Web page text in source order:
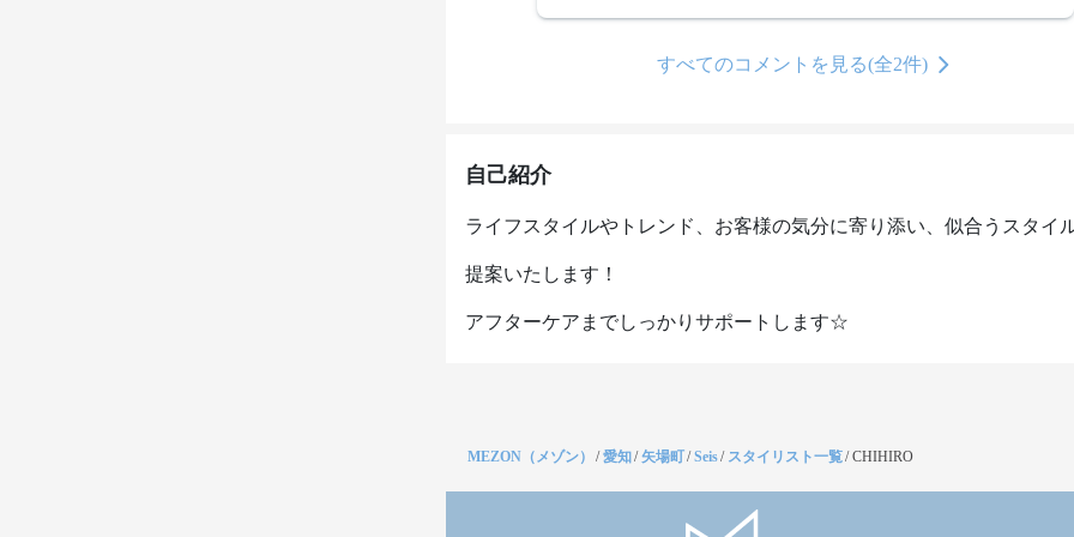
すべてのコメントを見る(全2件)
自己紹介
ライフスタイルやトレンド、お客様の気分に寄り添い、似合うスタイ
提案いたします！
アフターケアまでしっかりサポートします☆
MEZON（メゾン） /愛知/矢場町/Seis/ スタイリスト一覧/CHIHIRO